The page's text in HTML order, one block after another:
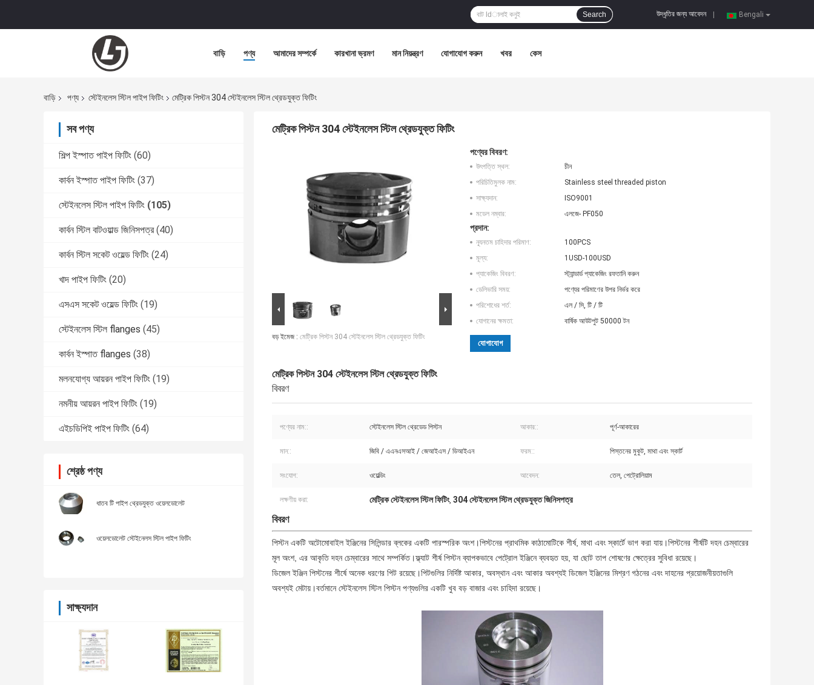
Bengali
উদ্ধৃতির জন্য আবেদন
Search
বাড়ি পণ্য আমাদের সম্পর্কে কারখানা ভ্রমণ মান নিয়ন্ত্রণ যোগাযোগ করুন খবর কেস
বাড়ি পণ্য স্টেইনলেস স্টিল পাইপ ফিটিং মেট্রিক পিস্টন 304 স্টেইনলেস স্টিল থ্রেডযুক্ত ফিটিং
সব পণ্য
শিল্প ইস্পাত পাইপ ফিটিং (60)
কার্বন ইস্পাত পাইপ ফিটিং (37)
স্টেইনলেস স্টিল পাইপ ফিটিং (105)
কার্বন স্টিল বাটওয়াল্ড জিনিসপত্র (40)
কার্বন স্টিল সকেট ওয়েল্ড ফিটিং (24)
খাদ পাইপ ফিটিং (20)
এসএস সকেট ওয়েল্ড ফিটিং (19)
স্টেইনলেস স্টিল flanges (45)
কার্বন ইস্পাত flanges (38)
মলনযোগ্য আয়রন পাইপ ফিটিং (19)
নমনীয় আয়রন পাইপ ফিটিং (19)
এইচডিপিই পাইপ ফিটিং (64)
শ্রেষ্ঠ পণ্য
ধাতব টি পাইপ থ্রেডযুক্ত ওয়েলডোলেট
ওয়েলডোলেট স্টেইনেলস স্টিল পাইপ ফিটিং
সাক্ষ্যদান
মেট্রিক পিস্টন 304 স্টেইনলেস স্টিল থ্রেডযুক্ত ফিটিং
বড় ইমেজ : মেট্রিক পিস্টন 304 স্টেইনলেস স্টিল থ্রেডযুক্ত ফিটিং
পণ্যের বিবরণ:
উৎপত্তি স্থল:
চীন
পরিচিতিমুলক নাম:
Stainless steel threaded piston
সাক্ষ্যদান:
ISO9001
মডেল নম্বার:
এলজে- PF050
প্রদান:
ন্যূনতম চাহিদার পরিমাণ:
100PCS
মূল্য:
1USD-100USD
প্যাকেজিং বিবরণ:
স্ট্যান্ডার্ড প্যাকেজিং রফতানি করুন
ডেলিভারি সময়:
পণ্যের পরিমাণের উপর নির্ভর করে
পরিশোধের শর্ত:
এল / সি, টি / টি
যোগানের ক্ষমতা:
বার্ষিক আউটপুট 50000 টন
যোগাযোগ
মেট্রিক পিস্টন 304 স্টেইনলেস স্টিল থ্রেডযুক্ত ফিটিং
বিবরণ
পণ্যের নাম:: স্টেইনলেস স্টিল থ্রেডেড পিস্টন আকার:: পূর্ণ-আকারের
মান:: জিবি / এএনএসআই / জেআইএস / ডিআইএন ফরম:: পিস্তনের মুকুট, মাথা এবং স্কার্ট
সংযোগ: ওয়েল্ডিং আবেদন: তেল, পেট্রোলিয়াম
লক্ষণীয় করা: মেট্রিক স্টেইনলেস স্টিল ফিটিং, 304 স্টেইনলেস স্টিল থ্রেডযুক্ত জিনিসপত্র
বিবরণ
পিস্টন একটি অটোমোবাইল ইঞ্জিনের সিলিন্ডার ব্লকের একটি পারস্পরিক অংশ।পিস্টনের প্রাথমিক কাঠামোটিকে শীর্ষ, মাথা এবং স্কার্টে ভাগ করা যায়।পিস্টনের শীর্ষটি দহন চেম্বারের
মূল অংশ, এর আকৃতি দহন চেম্বারের সাথে সম্পর্কিত।ফ্ল্যাট শীর্ষ পিস্টন ব্যাপকভাবে পেট্রোল ইঞ্জিনে ব্যবহৃত হয়, যা ছোট তাপ শোষণের ক্ষেত্রের সুবিধা রয়েছে।
ডিজেল ইঞ্জিন পিস্টনের শীর্ষে অনেক ধরণের পিট রয়েছে।পিটগুলির নির্দিষ্ট আকার, অবস্থান এবং আকার অবশ্যই ডিজেল ইঞ্জিনের মিশ্রণ গঠনের এবং দাহনের প্রয়োজনীয়তাগুলি
অবশ্যই মেটায়।বর্তমানে স্টেইনলেস স্টিল পিস্টন পণ্যগুলির একটি খুব বড় বাজার এবং চাহিদা রয়েছে।